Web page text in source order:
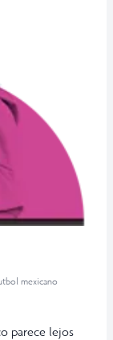
mexicano
parece lejos